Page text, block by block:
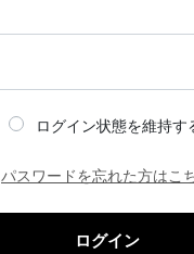
ログイン状態を維持す
パスワードを忘れた方はこ
ログイン